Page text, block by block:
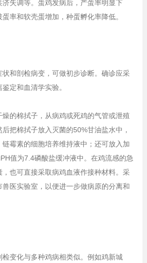
失调等。蛋鸡发病后，产蛋率明显下
率和软壳蛋增加，种蛋孵化率降低。
和剖检病变，可做初步诊断。确诊应采
定和血清学实验。
的棉拭子，从病鸡或死鸡的气管或泄殖
把棉拭子放入灭菌的50%甘油盐水中，
霉素的细胞培养维持液中；还可放入加
值为7.4磷酸盐缓冲液中。在鸡流感的急
也可直接采取病鸡血液作接种材料。采
医实验室，以便进一步做病原的分离和
变化与多种鸡病相类似。例如鸡新城